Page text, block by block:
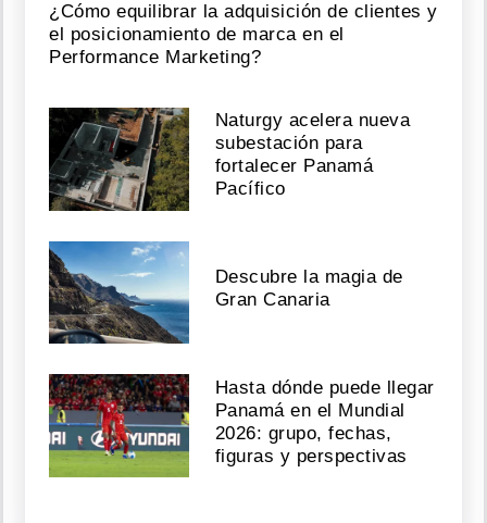
¿Cómo equilibrar la adquisición de clientes y
el posicionamiento de marca en el
Performance Marketing?
Naturgy acelera nueva
subestación para
fortalecer Panamá
Pacífico
Descubre la magia de
Gran Canaria
Hasta dónde puede llegar
Panamá en el Mundial
2026: grupo, fechas,
figuras y perspectivas